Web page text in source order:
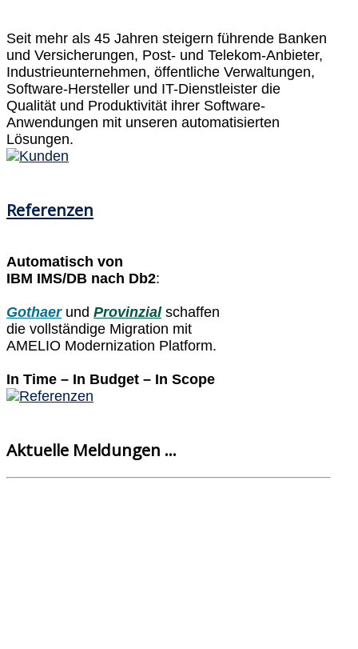
Seit mehr als 45 Jahren steigern führende Banken
und Versicherungen, Post- und Telekom-Anbieter,
Industrieunternehmen, öffentliche Verwaltungen,
Software-Hersteller und IT-Dienstleister die
Qualität und Produktivität ihrer Software-
Anwendungen mit unseren automatisierten
Lösungen.
Referenzen
Automatisch von
IBM IMS/DB nach Db2:
Gothaerund Provinzialschaffen
die vollständige Migration mit
AMELIO Modernization Platform.
In Time – In Budget – In Scope
Aktuelle Meldungen ...